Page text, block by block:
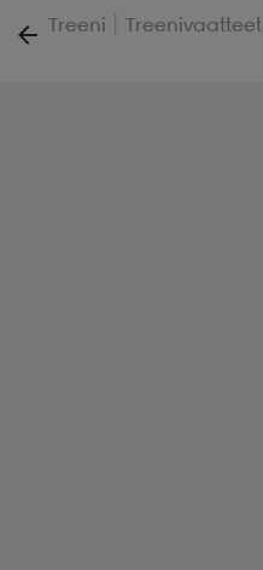
Treeni | Treenivaatteet